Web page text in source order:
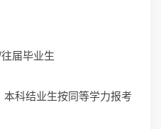
届毕业生
科结业生按同等学力报考